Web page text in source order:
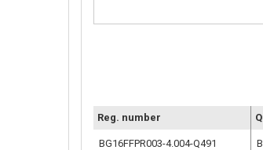
Reg. number
BG16FFPR003-4.004-Q491